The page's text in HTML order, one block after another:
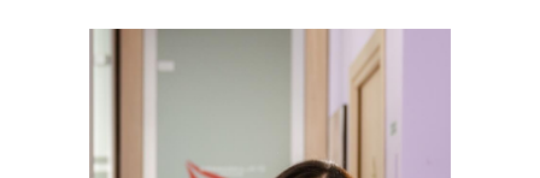
LAVORA CON NOI